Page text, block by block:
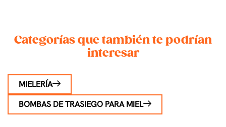
Categorías que también te podrían
interesar
MIELERÍA
BOMBAS DE TRASIEGO PARA MIEL